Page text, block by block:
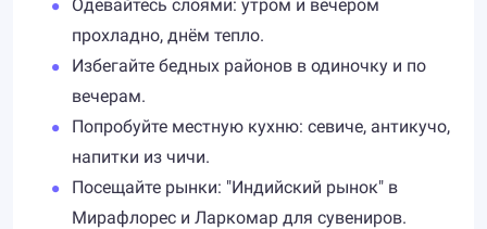
Одевайтесь слоями: утром и вечером
прохладно, днём тепло.
Избегайте бедных районов в одиночку и по
вечерам.
Попробуйте местную кухню: севиче, антикучо,
напитки из чичи.
Посещайте рынки: "Индийский рынок" в
Мирафлорес и Ларкомар для сувениров.